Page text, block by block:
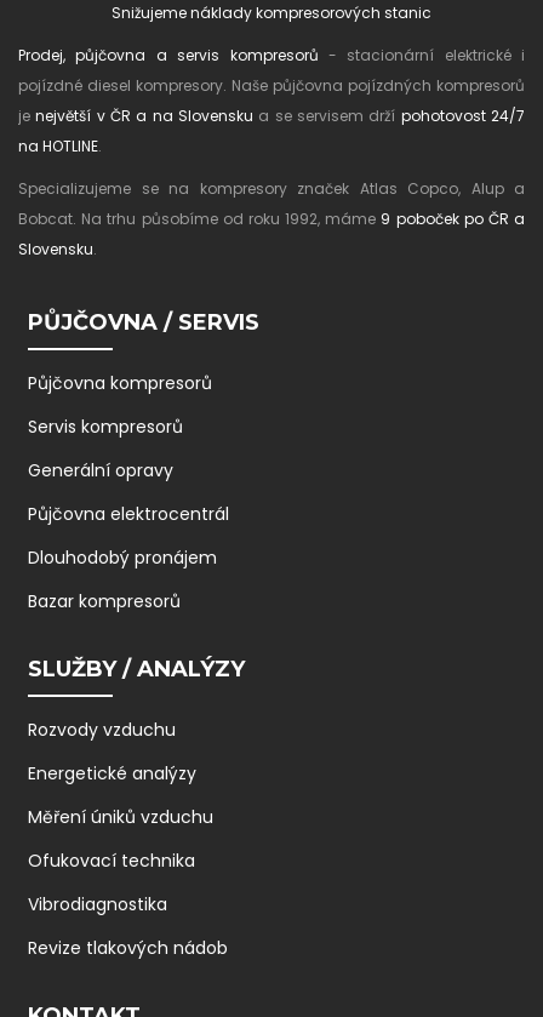
Snižujeme náklady kompresorových stanic
Prodej, půjčovna a servis kompresorů - stacionární elektrické i
pojízdné diesel kompresory. Naše půjčovna pojízdných kompresorů
jenejvětší v ČR a na Slovensku a se servisem drží pohotovost 24/7
na HOTLINE.
Specializujeme se na kompresory značek Atlas Copco, Alup a
Bobcat. Na trhu působíme od roku 1992, máme 9 poboček po ČR a
Slovensku.
PŮJČOVNA / SERVIS
Půjčovna kompresorů
Servis kompresorů
Generální opravy
Půjčovna elektrocentrál
Dlouhodobý pronájem
Bazar kompresorů
SLUŽBY / ANALÝZY
Rozvody vzduchu
Energetické analýzy
Měření úniků vzduchu
Ofukovací technika
Vibrodiagnostika
Revize tlakových nádob